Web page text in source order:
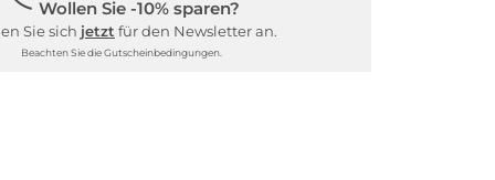
Wollen Sie -10% sparen?
Sie sich jetzt für den Newsletter an.
Beachten Sie die Gutscheinbedingungen.